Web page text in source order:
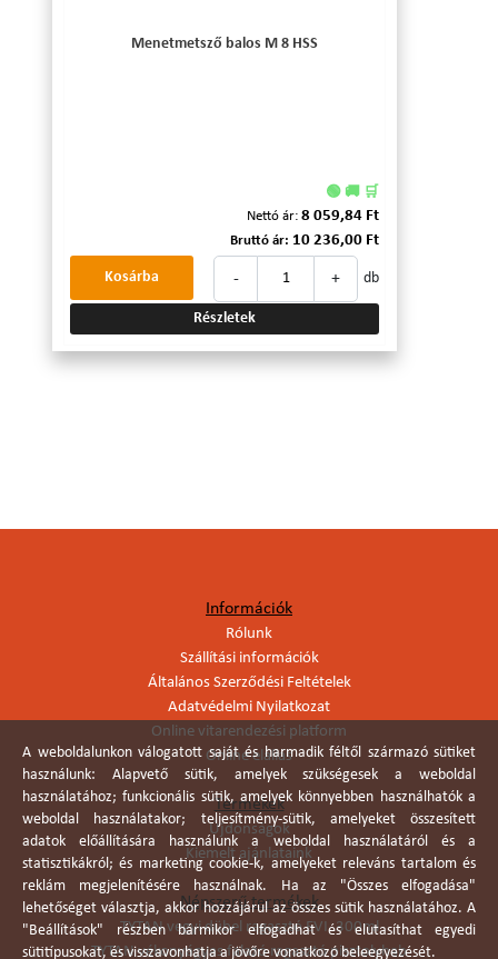
Menetmetsző balos M 8 HSS
🟢 🚚 🛒
Nettó ár: 8 059,84 Ft
Bruttó ár: 10 236,00 Ft
- + db
Kosárba
Részletek
Információk
Rólunk
Szállítási információk
Általános Szerződési Feltételek
Adatvédelmi Nyilatkozat
Online vitarendezési platform
Online elállás
Termékek
Újdonságok
Kiemelt ajánlataink
Népszerű termékek
TYTAN vegyi dübel ragasztó EVI. 300ml
TYTAN vékonyágyas falazó ragasztó pisztolyhab
A weboldalunkon válogatott saját és harmadik féltől származó sütiket
használunk: Alapvető sütik, amelyek szükségesek a weboldal
használatához; funkcionális sütik, amelyek könnyebben használhatók a
weboldal használatakor; teljesítmény-sütik, amelyeket összesített
adatok előállítására használunk a weboldal használatáról és a
statisztikákról; és marketing cookie-k, amelyeket releváns tartalom és
reklám megjelenítésére használnak. Ha az "Összes elfogadása"
lehetőséget választja, akkor hozzájárul az összes sütik használatához. A
"Beállítások" részben bármikor elfogadhat és elutasíthat egyedi
sütitípusokat, és visszavonhatja a jövőre vonatkozó beleegyezését.